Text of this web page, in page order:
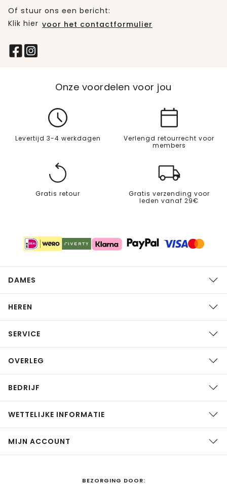
Of stuur ons een bericht:
Klik hier voor het contactformulier
Onze voordelen voor jou
Levertijd 3-4 werkdagen
Verlengd retourrecht voor
members
Gratis retour
Gratis verzending voor
leden vanaf 29€
DAMES
HEREN
SERVICE
OVERLEG
BEDRIJF
WETTELIJKE INFORMATIE
MIJN ACCOUNT
BEZORGING DOOR: